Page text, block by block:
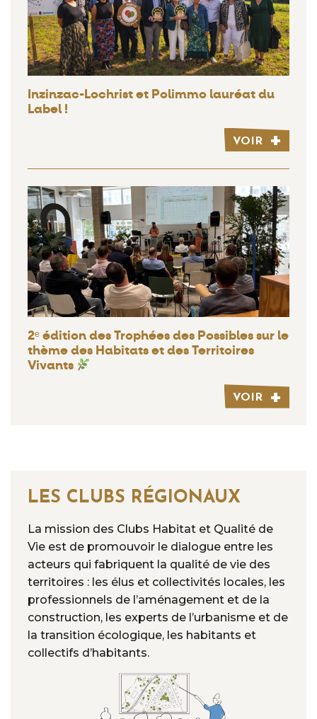
Inzinzac-Lochrist et Polimmo lauréat du
Label !
VOIR
2ᵉ édition des Trophées des Possibles sur le
thème des Habitats et des Territoires
Vivants
VOIR
LES CLUBS RÉGIONAUX
La mission des Clubs Habitat et Qualité de
Vie est de promouvoir le dialogue entre les
acteurs qui fabriquent la qualité de vie des
territoires : les élus et collectivités locales, les
professionnels de l’aménagement et de la
construction, les experts de l’urbanisme et de
la transition écologique, les habitants et
collectifs d’habitants.